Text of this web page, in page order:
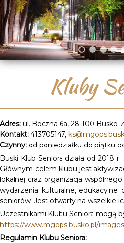
Kluby
Adres: ul. Boczna 6a, 28-100 Busko-
Kontakt: 413705147,
Czynny: od poniedziałku do piątku
Buski Klub Seniora działa od 2018
Głównym celem klubu jest
lokalnej oraz organizacja
wydarzenia kulturalne,
seniorów. Jest otwarty na wszelkie
Uczestnikami Klubu Seniora mogą
https://www.mgops.busko.pl/
Regulamin Klubu Seniora: